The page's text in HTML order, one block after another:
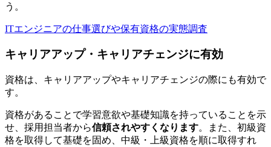
う。
ITエンジニアの仕事選びや保有資格の実態調査
キャリアアップ・キャリアチェンジに有効
資格は、キャリアアップやキャリアチェンジの際にも有効で
す。
資格があることで学習意欲や基礎知識を持っていることを示
せ、採用担当者から信頼されやすくなります。また、初級資
格を取得して基礎を固め、中級・上級資格を順に取得すれ